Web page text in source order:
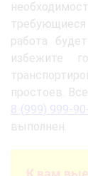
работа
избежите
простоев.
8 (999) 999-
выполнен.